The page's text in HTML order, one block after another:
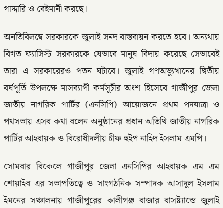
গাদ্দারি ও বেইমানী করছে।
অনতিবিলম্বে সরকারকে জুলাই সনদ বাস্তবায়ন করতে হবে। অন্যথায়
বিগত ফ্যাসিস্ট সরকারকে যেভাবে মানুষ বিদায় করেছে সেভাবেই
তারা এ সরকারেরও পতন ঘটাবে। জুলাই গণঅভ্যুত্থানের দ্বিতীয়
বর্ষপূর্তি উপলক্ষে মাসব্যাপী কর্মসূচীর অংশ হিসেবে গাজীপুর জেলা
জাতীয় নাগরিক পার্টির (এনসিপি) আয়োজনে প্রথম পদযাত্রা ও
পথসভায় এসব কথা বলেন অনুষ্ঠানের প্রধান অতিথি জাতীয় নাগরিক
পার্টির আহবায়ক ও বিরোধীদলীয় চীফ হুইপ নাহিদ ইসলাম এমপি।
সোমবার বিকেলে গাজীপুর জেলা এনসিপির আহবায়ক এম এম
শোয়াইব এর সভাপতিত্বে ও সাংগঠনিক সম্পাদক আসাদুল ইসলাম
ইমনের সঞ্চালনায় গাজীপুরের কালীগঞ্জ বাজার বাসষ্ট্যান্ডে জুলাই